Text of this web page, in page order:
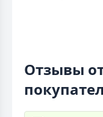
Отзывы